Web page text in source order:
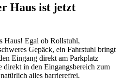
Haus ist jetzt
Haus! Egal ob Rollstuhl,
Gepäck, ein Fahrstuhl bringt
Eingang direkt am Parkplatz
direkt in den Eingangs­bereich zum
alles barrierefrei.